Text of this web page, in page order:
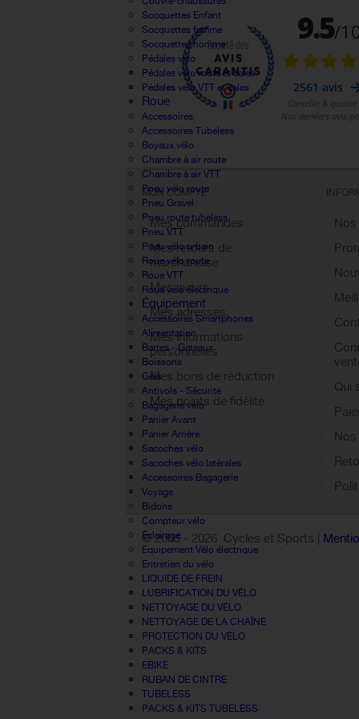
Socquettes Enfant
Socquettes femme
Socquettes homme
Pédales vélo
Pédales velo route et cales
Pédales velo VTT et cales
Roue
Accessoires
Accessoires Tubeless
Boyaux vélo
Chambre à air route
Chambre à air VTT
Pneu vélo route
Pneu Gravel
Pneu route tubeless
Pneu VTT
Pneu vélo urbain
Roue vélo route
Roue VTT
Roue vélo électrique
Équipement
Accessoires Smartphones
Alimentation
Barres - Gateaux
Boissons
Gels
Antivols - Sécurité
Bagagerie vélo
Panier Avant
Panier Arrière
Sacoches vélo
Sacoches vélo latérales
Accessoires Bagagerie
Voyage
Bidons
Compteur vélo
Éclairage
Equipement Vélo électrique
Entretien du vélo
LIQUIDE DE FREIN
LUBRIFICATION DU VÉLO
NETTOYAGE DU VÉLO
NETTOYAGE DE LA CHAÎNE
PROTECTION DU VÉLO
PACKS & KITS
EBIKE
RUBAN DE CINTRE
TUBELESS
PACKS & KITS TUBELESS
MON COMPTE
Mes commandes
Mes retours de
marchandise
Mes avoirs
Mes adresses
Mes informations
personnelles
Mes bons de réduction
Mes points de fidélité
Sign out
Qui
© 2005 - 2026 Cycles et Sports |